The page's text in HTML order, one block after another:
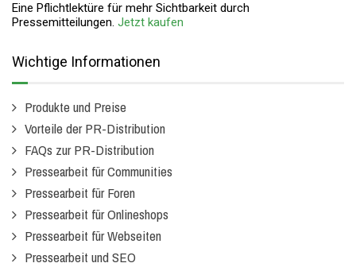
Eine Pflichtlektüre für mehr Sichtbarkeit durch
Pressemitteilungen. Jetzt kaufen
Wichtige Informationen
Produkte und Preise
Vorteile der PR-Distribution
FAQs zur PR-Distribution
Pressearbeit für Communities
Pressearbeit für Foren
Pressearbeit für Onlineshops
Pressearbeit für Webseiten
Pressearbeit und SEO